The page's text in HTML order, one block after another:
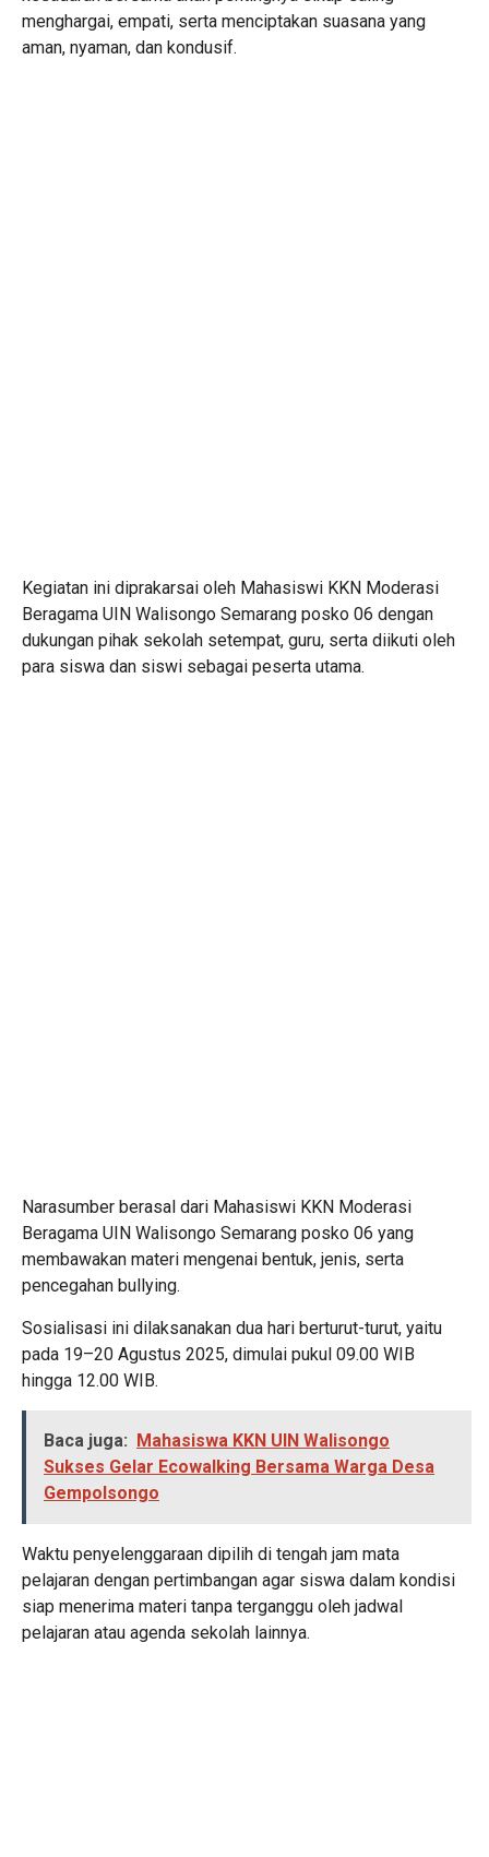
menghargai, empati, serta menciptakan suasana yang
aman, nyaman, dan kondusif.
Kegiatan ini diprakarsai oleh Mahasiswi KKN Moderasi
Beragama UIN Walisongo Semarang posko 06 dengan
dukungan pihak sekolah setempat, guru, serta diikuti oleh
para siswa dan siswi sebagai peserta utama.
Narasumber berasal dari Mahasiswi KKN Moderasi
Beragama UIN Walisongo Semarang posko 06 yang
membawakan materi mengenai bentuk, jenis, serta
pencegahan bullying.
Sosialisasi ini dilaksanakan dua hari berturut-turut, yaitu
pada 19–20 Agustus 2025, dimulai pukul 09.00 WIB
hingga 12.00 WIB.
Baca juga:
Mahasiswa KKN UIN Walisongo
Sukses Gelar Ecowalking Bersama Warga Desa
Gempolsongo
Waktu penyelenggaraan dipilih di tengah jam mata
pelajaran dengan pertimbangan agar siswa dalam kondisi
siap menerima materi tanpa terganggu oleh jadwal
pelajaran atau agenda sekolah lainnya.